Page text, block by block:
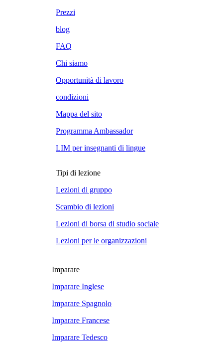
Prezzi
blog
FAQ
Chi siamo
Opportunità di lavoro
condizioni
Mappa del sito
Programma Ambassador
LIM per insegnanti di lingue
Tipi di lezione
Lezioni di gruppo
Scambio di lezioni
Lezioni di borsa di studio sociale
Lezioni per le organizzazioni
Imparare
Imparare Inglese
Imparare Spagnolo
Imparare Francese
Imparare Tedesco